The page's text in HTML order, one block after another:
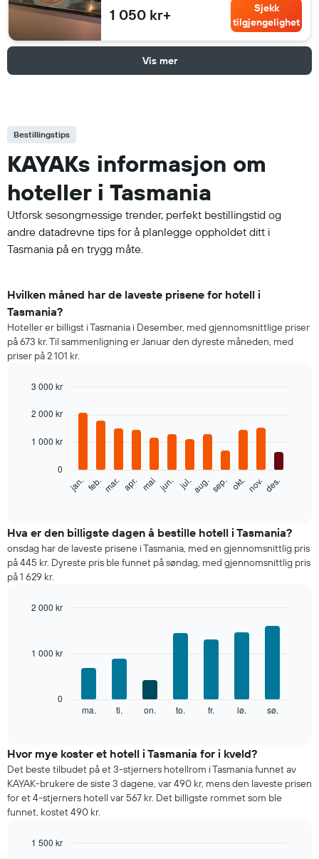
1 050 kr+
Sjekk
tilgjengelighet
Vis mer
Bestillingstips
KAYAKs informasjon om
hoteller i Tasmania
Utforsk sesongmessige trender, perfekt bestillingstid og
andre datadrevne tips for å planlegge oppholdet ditt i
Tasmania på en trygg måte.
Hvilken måned har de laveste prisene for hotell i
Tasmania?
Hoteller er billigst i Tasmania i Desember, med gjennomsnittlige priser
på 673 kr. Til sammenligning er Januar den dyreste måneden, med
priser på 2 101 kr.
chart
bars.
Diagrammet
for
et
rom
per
måned
viser
for
et
rom
graphic.
jan. feb.mar. apr. mai jun. jul.aug.sep. okt.nov.des.
0
1 000 kr
2 000 kr
3 000 kr
Hva er den billigste dagen å bestille hotell i Tasmania?
onsdag har de laveste prisene i Tasmania, med en gjennomsnittlig pris
på 445 kr. Dyreste pris ble funnet på søndag, med gjennomsnittlig pris
på 1 629 kr.
Diagrammet
for
et
rom
for
hver
ukedag
ma. ti. on. to. fr. lø. sø.
0
1 000 kr
2 000 kr
Hvor mye koster et hotell i Tasmania for i kveld?
Det beste tilbudet på et 3-stjerners hotellrom i Tasmania funnet av
KAYAK-brukere de siste 3 dagene, var 490 kr, mens den laveste prisen
for et 4-stjerners hotell var 567 kr. Det billigste rommet som ble
funnet, kostet 490 kr.
1 500 kr